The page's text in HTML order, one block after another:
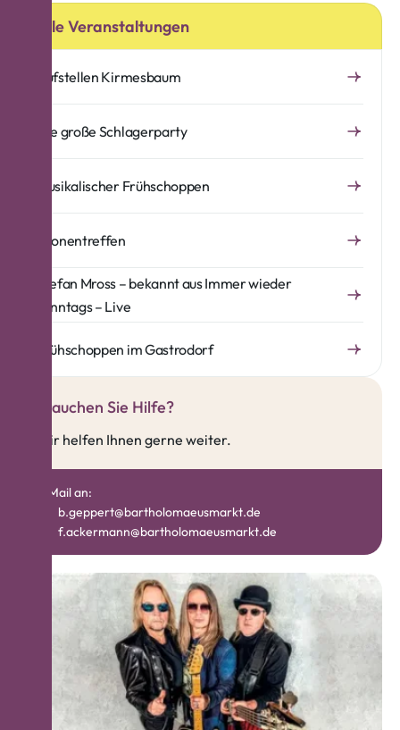
Alle Veranstaltungen
Aufstellen Kirmesbaum
Die große Schlagerparty
Musikalischer Frühschoppen
Kronentreffen
Stefan Mross – bekannt aus Immer wieder
sonntags – Live
Frühschoppen im Gastrodorf
Brauchen Sie Hilfe?
Wir helfen Ihnen gerne weiter.
E-Mail an:
b.geppert@bartholomaeusmarkt.de
f.ackermann@bartholomaeusmarkt.de